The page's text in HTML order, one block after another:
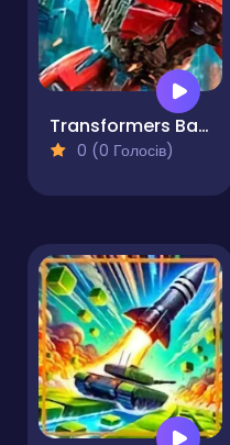
Transformers Battle For The City
0 (0 Голосів)